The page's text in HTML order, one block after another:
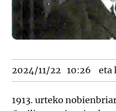
2024/11/22 10:26 eta
1913. urteko